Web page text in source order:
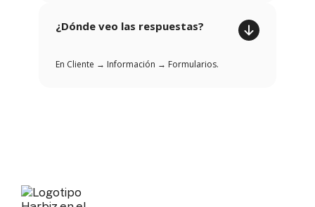
¿Dónde veo las respuestas?
En Cliente → Información → Formularios.